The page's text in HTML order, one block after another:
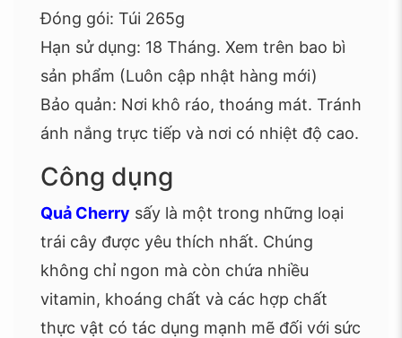
Đóng gói: Túi 265g
Hạn sử dụng: 18 Tháng. Xem trên bao bì
sản phẩm (Luôn cập nhật hàng mới)
Bảo quản: Nơi khô ráo, thoáng mát. Tránh
ánh nắng trực tiếp và nơi có nhiệt độ cao.
Công dụng
Quả Cherry sấy là một trong những loại
trái cây được yêu thích nhất. Chúng
không chỉ ngon mà còn chứa nhiều
vitamin, khoáng chất và các hợp chất
thực vật có tác dụng mạnh mẽ đối với sức